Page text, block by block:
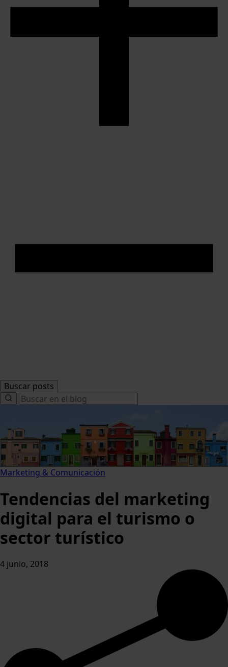
Buscar posts
Search
for:
Marketing & Comunicación
Tendencias del marketing
digital para el turismo o
sector turístico
4 junio, 2018